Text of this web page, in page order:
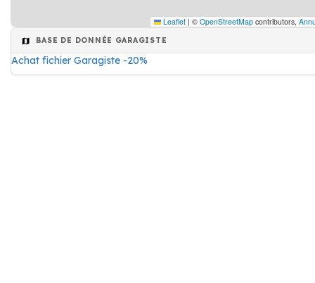
Leaflet | © OpenStreetMap contributors,
BASE DE DONNÉE GARAGISTE
Achat fichier Garagiste -20%